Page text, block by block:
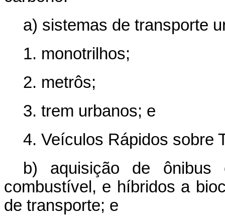
a) sistemas de transporte
1. monotrilhos;
2. metrôs;
3. trem urbanos; e
4. Veículos Rápidos sobre
b) aquisição de ônibus
combustível, e híbridos a
de transporte; e